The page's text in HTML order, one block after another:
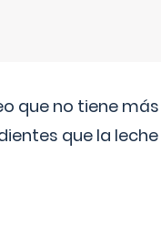
que no tiene más
que la leche